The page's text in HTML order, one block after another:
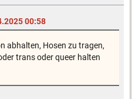
00:58
abhalten, Hosen zu tragen,
trans oder queer halten